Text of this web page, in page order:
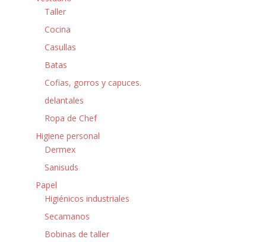
Taller
Cocina
Casullas
Batas
Cofias, gorros y capuces.
delantales
Ropa de Chef
Higiene personal
Dermex
Sanisuds
Papel
Higiénicos industriales
Secamanos
Bobinas de taller